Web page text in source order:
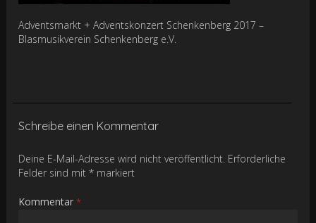
Adventsmarkt + Adventskonzert Schenkenberg 2017 –
Blasmusikverein Schenkenberg e.V.
Schreibe einen Kommentar
Deine E-Mail-Adresse wird nicht veröffentlicht. Erforderliche
Felder sind mit* markiert
Kommentar*